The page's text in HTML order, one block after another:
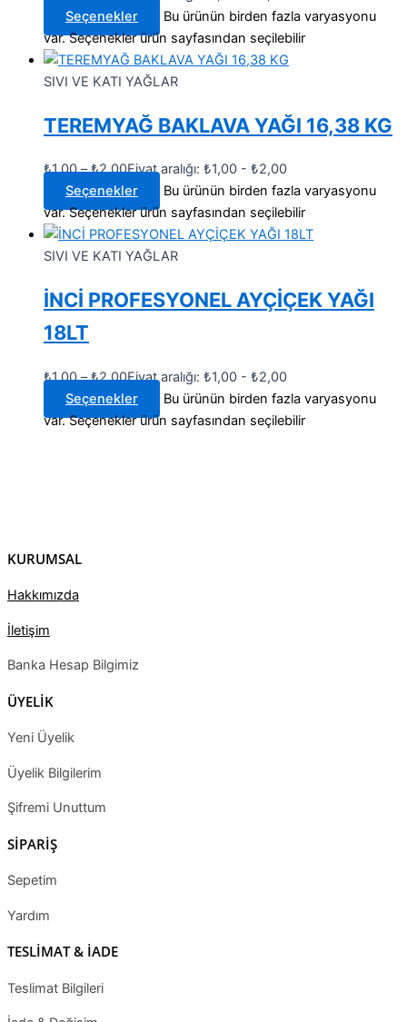
Seçenekler
Bu ürünün birden fazla varyasyonu
var. Seçenekler ürün sayfasından seçilebilir
SIVI VE KATI YAĞLAR
TEREMYAĞ BAKLAVA YAĞI 16,38 KG
₺1,00 –₺2,00Fiyat aralığı: ₺1,00 - ₺2,00
Seçenekler
Bu ürünün birden fazla varyasyonu
var. Seçenekler ürün sayfasından seçilebilir
SIVI VE KATI YAĞLAR
İNCİ PROFESYONEL AYÇİÇEK YAĞI
18LT
₺1,00 –₺2,00Fiyat aralığı: ₺1,00 - ₺2,00
Seçenekler
Bu ürünün birden fazla varyasyonu
var. Seçenekler ürün sayfasından seçilebilir
KURUMSAL
Hakkımızda
İletişim
Banka Hesap Bilgimiz
ÜYELİK
Yeni Üyelik
Üyelik Bilgilerim
Şifremi Unuttum
SİPARİŞ
Sepetim
Yardım
TESLİMAT & İADE
Teslimat Bilgileri